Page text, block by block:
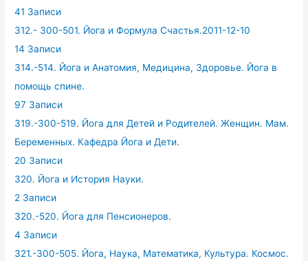
41 Записи
312.- 300-501. Йога и Формула Счастья.2011-12-10
14 Записи
314.-514. Йога и Анатомия, Медицина, Здоровье. Йога в
помощь спине.
97 Записи
319.-300-519. Йога для Детей и Родителей. Женщин. Мам.
Беременных. Кафедра Йога и Дети.
20 Записи
320. Йога и История Науки.
2 Записи
320.-520. Йога для Пенсионеров.
4 Записи
321.-300-505. Йога, Наука, Математика, Культура. Космос.